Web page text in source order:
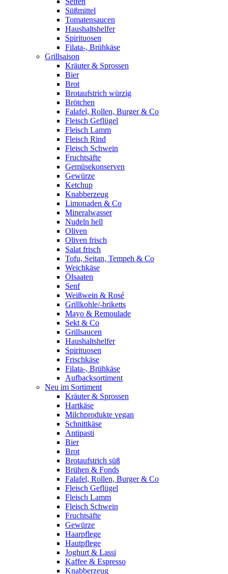
Süßmittel
Tomatensaucen
Haushaltshelfer
Spirituosen
Filata-, Brühkäse
Grillsaison
Kräuter & Sprossen
Bier
Brot
Brotaufstrich würzig
Brötchen
Falafel, Rollen, Burger & Co
Fleisch Geflügel
Fleisch Lamm
Fleisch Rind
Fleisch Schwein
Fruchtsäfte
Gemüsekonserven
Gewürze
Ketchup
Knabberzeug
Limonaden & Co
Mineralwasser
Nudeln hell
Oliven
Oliven frisch
Salat frisch
Tofu, Seitan, Tempeh & Co
Weichkäse
Ölsaaten
Senf
Weißwein & Rosé
Grillkohle/-briketts
Mayo & Remoulade
Sekt & Co
Grillsaucen
Haushaltshelfer
Spirituosen
Frischkäse
Filata-, Brühkäse
Aufbacksortiment
Neu im Sortiment
Kräuter & Sprossen
Hartkäse
Milchprodukte vegan
Schnittkäse
Antipasti
Bier
Brot
Brotaufstrich süß
Brühen & Fonds
Falafel, Rollen, Burger & Co
Fleisch Geflügel
Fleisch Lamm
Fleisch Schwein
Fruchtsäfte
Gewürze
Haarpflege
Hautpflege
Joghurt & Lassi
Kaffee & Espresso
Knabberzeug